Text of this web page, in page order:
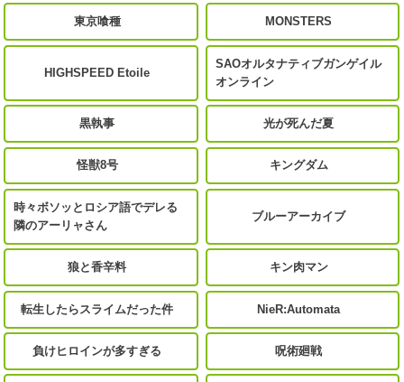
東京喰種 MONSTERS
HIGHSPEED Etoile
SAOオルタナティブガンゲイル
オンライン
黒執事 光が死んだ夏
怪獣8号 キングダム
時々ボソッとロシア語でデレる
隣のアーリャさん
ブルーアーカイブ
狼と香辛料 キン肉マン
転生したらスライムだった件 NieR:Automata
負けヒロインが多すぎる 呪術廻戦